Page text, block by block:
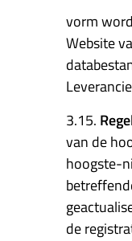
vorm
Website
3.15.
van de
hoogste-
de